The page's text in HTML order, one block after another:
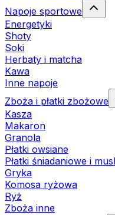
Napoje sportowe
Energetyki
Shoty
Soki
Herbaty i matcha
Kawa
Inne napoje
Zboża i płatki zbożowe
Kasza
Makaron
Granola
Płatki owsiane
Płatki śniadaniowe i
Gryka
Komosa ryżowa
Ryż
Zboża inne